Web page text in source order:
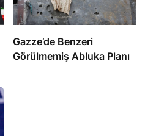
​​​​​​​Gazze’de Benzeri
Görülmemiş Abluka Planı